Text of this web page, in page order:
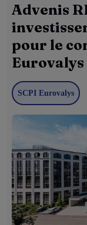
Advenis
pour le
Eurovalys
SCPI Eurovalys